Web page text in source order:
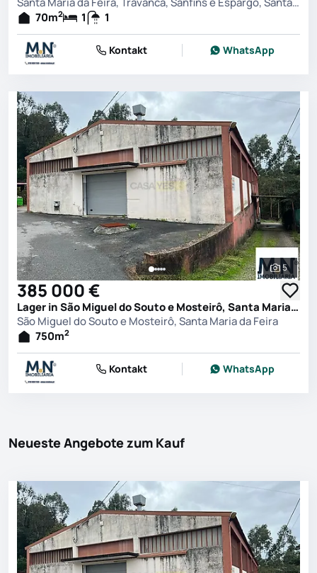
70m2 1 1
Kontakt WhatsApp
Alle
5
385 000 €
Lager in São Miguel do Souto e Mosteirô, Santa Maria da Feira
São Miguel do Souto e Mosteirô, Santa Maria da Feira
750m2
Kontakt WhatsApp
Neueste Angebote zum Kauf